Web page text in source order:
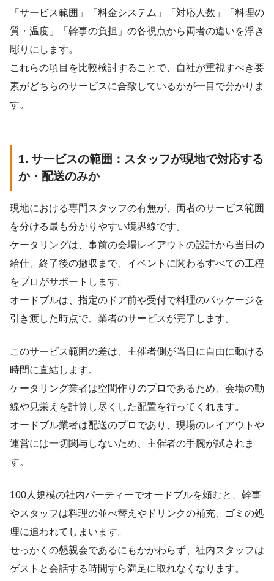
「サービス範囲」「料金システム」「対応人数」「料理の
質・温度」「幹事の負担」の各視点から両者の違いを浮き
彫りにします。
これらの項目を比較検討することで、自社が重視すべき要
素がどちらのサービスに合致しているかが一目で分かりま
す。
1. サービスの範囲：スタッフが現地で対応する
か・配送のみか
現地における専門スタッフの有無が、両者のサービス範囲
を分ける最も分かりやすい境界線です。
ケータリングは、事前の会場レイアウトの設計から当日の
給仕、終了後の撤収まで、イベントに関わるすべての工程
をプロがサポートします。
オードブルは、指定のドア前や受付で料理のパッケージを
引き渡した時点で、業者のサービスが完了します。
このサービス範囲の差は、主催者側が当日に自由に動ける
時間に直結します。
ケータリング業者は空間作りのプロであるため、会場の動
線や見栄えを計算し尽くした配置を行ってくれます。
オードブル業者は配送のプロであり、現場のレイアウトや
運営には一切関与しないため、主催者の手腕が試されま
す。
100人規模の社内パーティーでオードブルを頼むと、幹事
やスタッフは料理の並べ替えやドリンクの補充、ゴミの処
理に追われてしまいます。
せっかくの懇親会であるにもかかわらず、社内スタッフは
ゲストと会話する時間すら満足に取れなくなります。